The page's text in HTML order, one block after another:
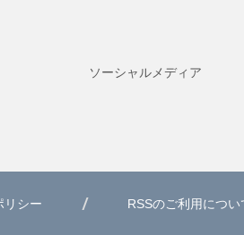
ソーシャルメディア
リシー RSSのご利用につい